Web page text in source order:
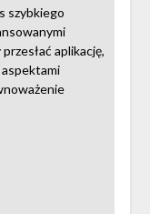
szybkiego
aplikację,